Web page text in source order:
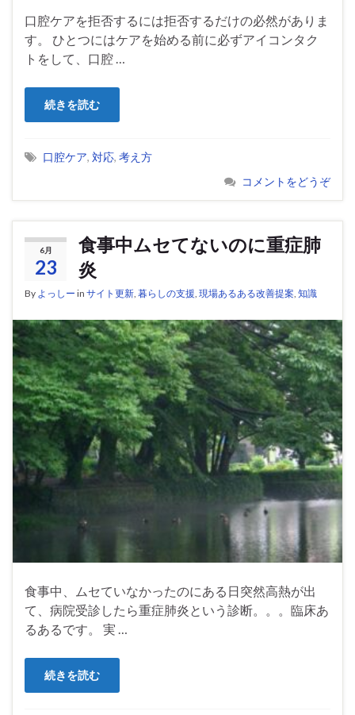
口腔ケアを拒否するには拒否するだけの必然がありま
す。 ひとつにはケアを始める前に必ずアイコンタク
トをして、口腔 …
続きを読む
口腔ケア, 対応, 考え方
コメントをどうぞ
6月
23
食事中ムセてないのに重症肺
炎
By よっしー in サイト更新 暮らしの支援 現場あるある改善提案 知識
食事中、ムセていなかったのにある日突然高熱が出
て、病院受診したら重症肺炎という診断。。。臨床あ
るあるです。 実 …
続きを読む